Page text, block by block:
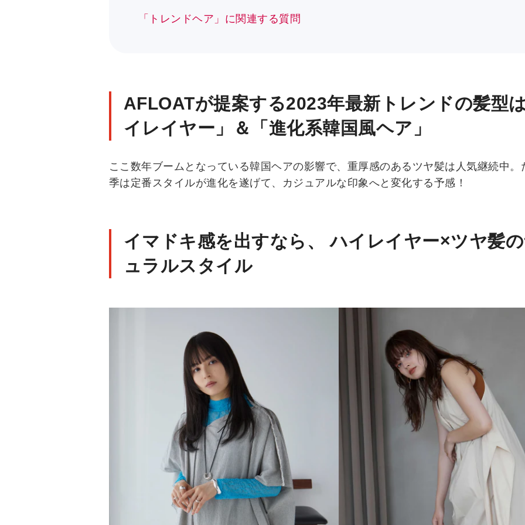
「トレンドヘア」に関連する質問
AFLOATが提案する2023年最新トレンドの髪型
イレイヤー」＆「進化系韓国風ヘア」
ここ数年ブームとなっている韓国ヘアの影響で、重厚感のあるツヤ髪は人気継続中。
季は定番スタイルが進化を遂げて、カジュアルな印象へと変化する予感！
イマドキ感を出すなら、 ハイレイヤー×ツヤ髪
ュラルスタイル